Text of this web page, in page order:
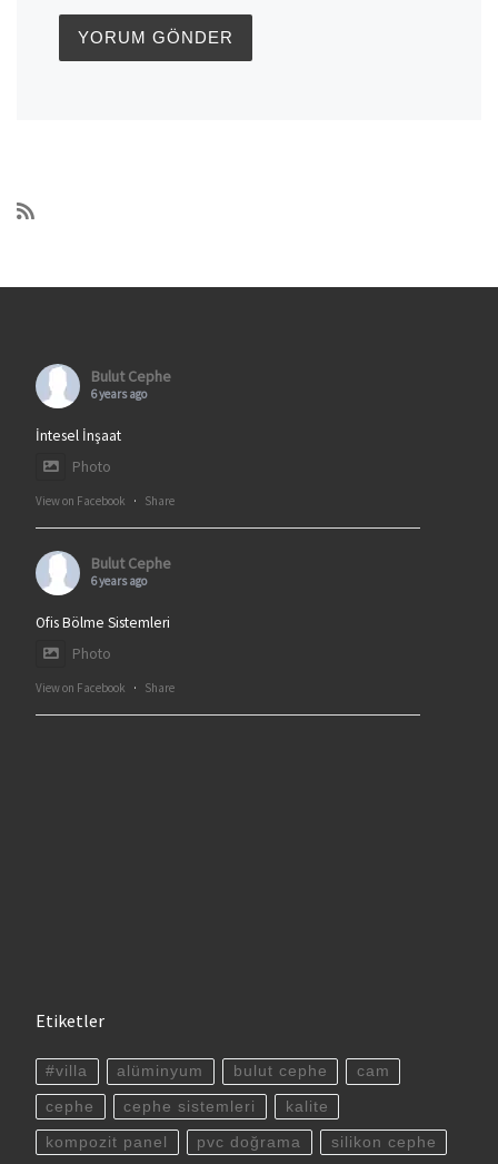
Bulut Cephe
6 years ago
İntesel İnşaat
Photo
View on Facebook · Share
Bulut Cephe
6 years ago
Ofis Bölme Sistemleri
Photo
View on Facebook · Share
Etiketler
#villa alüminyum bulut cephe cam
cephe cephe sistemleri kalite
kompozit panel pvc doğrama silikon cephe